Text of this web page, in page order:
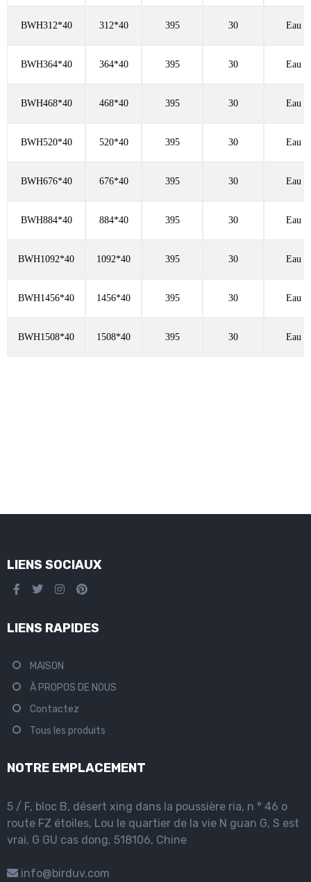
BWH312*40 312*40 395 30 Eau
BWH364*40 364*40 395 30 Eau
BWH468*40 468*40 395 30 Eau
BWH520*40 520*40 395 30 Eau
BWH676*40 676*40 395 30 Eau
BWH884*40 884*40 395 30 Eau
BWH1092*40 1092*40 395 30 Eau
BWH1456*40 1456*40 395 30 Eau
BWH1508*40 1508*40 395 30 Eau
LIENS SOCIAUX
LIENS RAPIDES
MAISON
À PROPOS DE NOUS
Contactez
Tous les produits
NOTRE EMPLACEMENT
5 / F, bloc B, désert xing dans la poussière ria, n ° 46 o
route FZ étoiles, Lou le quartier de la vie N guan G, S est
vrai, G GU cas dong, 518106, Chine
info@birduv.com